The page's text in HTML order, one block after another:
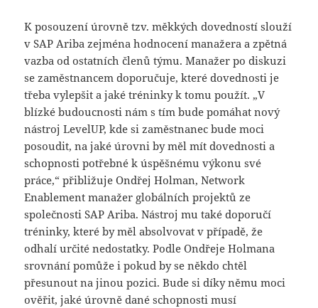
K posouzení úrovně tzv. měkkých dovedností slouží
v SAP Ariba zejména hodnocení manažera a zpětná
vazba od ostatních členů týmu. Manažer po diskuzi
se zaměstnancem doporučuje, které dovednosti je
třeba vylepšit a jaké tréninky k tomu použít. „V
blízké budoucnosti nám s tím bude pomáhat nový
nástroj LevelUP, kde si zaměstnanec bude moci
posoudit, na jaké úrovni by měl mít dovednosti a
schopnosti potřebné k úspěšnému výkonu své
práce,“ přibližuje Ondřej Holman, Network
Enablement manažer globálních projektů ze
společnosti SAP Ariba. Nástroj mu také doporučí
tréninky, které by měl absolvovat v případě, že
odhalí určité nedostatky. Podle Ondřeje Holmana
srovnání pomůže i pokud by se někdo chtěl
přesunout na jinou pozici. Bude si díky němu moci
ověřit, jaké úrovně dané schopnosti musí